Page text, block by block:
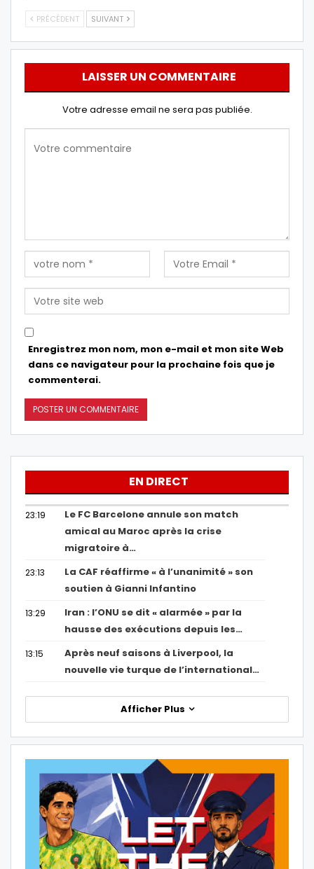
PRÉCÉDENT SUIVANT
LAISSER UN COMMENTAIRE
Votre adresse email ne sera pas publiée.
Enregistrez mon nom, mon e-mail et mon site Web
dans ce navigateur pour la prochaine fois que je
commenterai.
EN DIRECT
23:19
Le FC Barcelone annule son match
amical au Maroc après la crise
migratoire à…
23:13
La CAF réaffirme « à l’unanimité » son
soutien à Gianni Infantino
13:29
Iran : l’ONU se dit « alarmée » par la
hausse des exécutions depuis les…
13:15
Après neuf saisons à Liverpool, la
nouvelle vie turque de l’international…
Afficher Plus